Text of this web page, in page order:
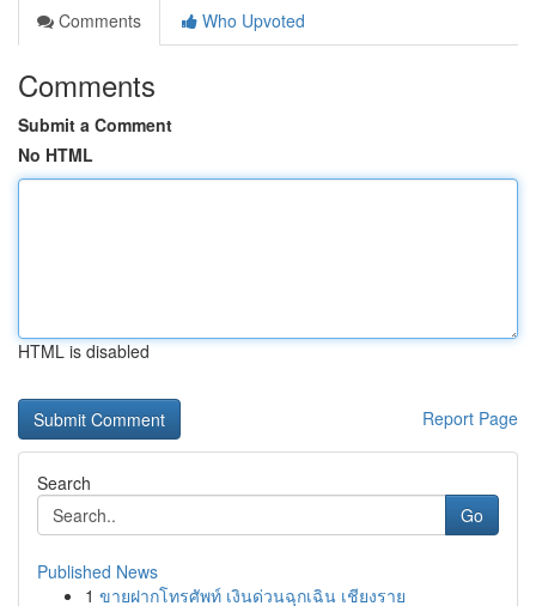
Comments
Who Upvoted
Comments
Submit a Comment
No HTML
HTML is disabled
Report Page
Search
Go
Published News
1 ขายฝากโทรศัพท์ เงินด่วนฉุกเฉิน เชียงราย